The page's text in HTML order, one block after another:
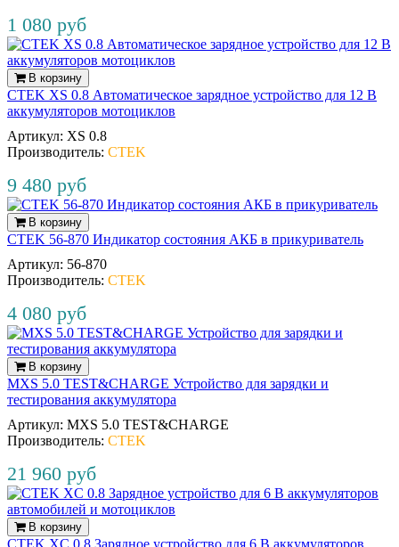
1 080 руб
В корзину
CTEK XS 0.8 Автоматическое зарядное устройство для 12 В
аккумуляторов мотоциклов
Артикул: XS 0.8
Производитель: CTEK
9 480 руб
В корзину
CTEK 56-870 Индикатор cостояния АКБ в прикуриватель
Артикул: 56‐870
Производитель: CTEK
4 080 руб
В корзину
MXS 5.0 TEST&CHARGE Устройство для зарядки и
тестирования аккумулятора
Артикул: MXS 5.0 TEST&CHARGE
Производитель: CTEK
21 960 руб
В корзину
CTEK XC 0.8 Зарядное устройство для 6 В аккумуляторов